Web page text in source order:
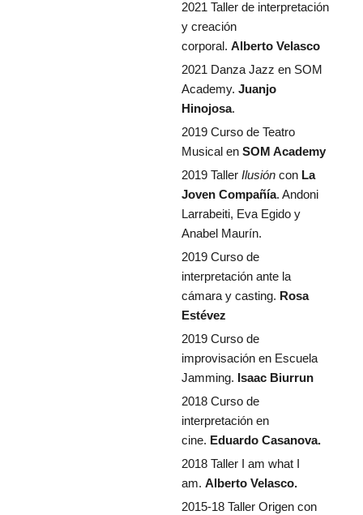
2021 Taller de interpretación
y creación
corporal. Alberto Velasco
2021 Danza Jazz en SOM
Academy. Juanjo
Hinojosa.
2019 Curso de Teatro
Musical en SOM Academy
2019 Taller Ilusión con La
Joven Compañía. Andoni
Larrabeiti, Eva Egido y
Anabel Maurín.
2019 Curso de
interpretación ante la
cámara y casting. Rosa
Estévez
2019 Curso de
improvisación en Escuela
Jamming. Isaac Biurrun
2018 Curso de
interpretación en
cine. Eduardo Casanova.
2018 Taller I am what I
am. Alberto Velasco.
2015-18 Taller Origen con